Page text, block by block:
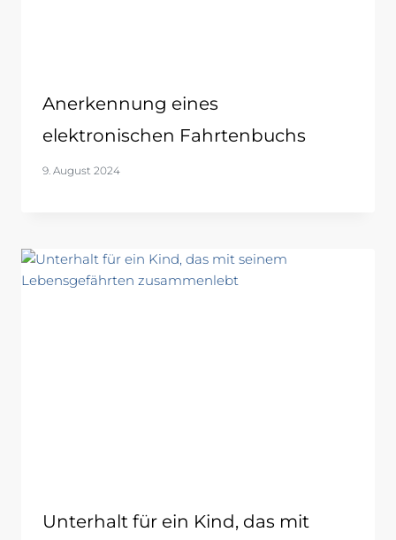
Anerkennung eines
elektronischen Fahrtenbuchs
9. August 2024
Unterhalt für ein Kind, das mit